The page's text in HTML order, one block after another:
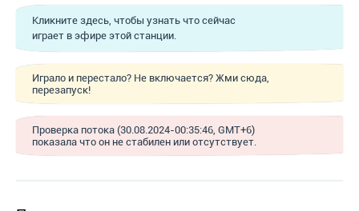
Кликните здесь, чтобы узнать что сейчас
играет в эфире этой станции.
Играло и перестало? Не включается? Жми сюда,
перезапуск!
Проверка потока (30.08.2024-00:35:46, GMT+6)
показала что он не стабилен или отсутствует.